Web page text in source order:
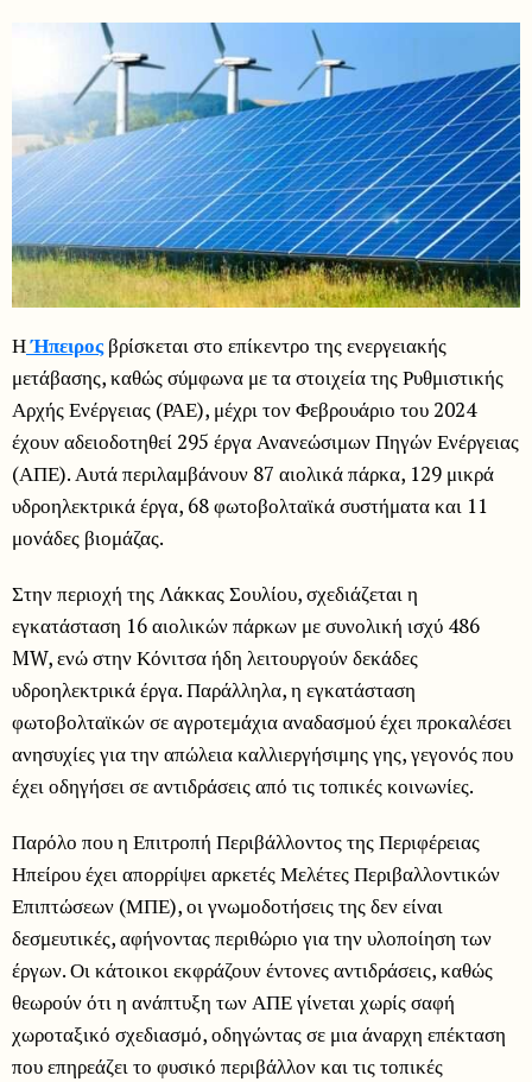
ΗΉπειρος βρίσκεται στο επίκεντρο της ενεργειακής
μετάβασης, καθώς σύμφωνα με τα στοιχεία της Ρυθμιστικής
Αρχής Ενέργειας (ΡΑΕ), μέχρι τον Φεβρουάριο του 2024
έχουν αδειοδοτηθεί 295 έργα Ανανεώσιμων Πηγών Ενέργειας
(ΑΠΕ). Αυτά περιλαμβάνουν 87 αιολικά πάρκα, 129 μικρά
υδροηλεκτρικά έργα, 68 φωτοβολταϊκά συστήματα και 11
μονάδες βιομάζας.
Στην περιοχή της Λάκκας Σουλίου, σχεδιάζεται η
εγκατάσταση 16 αιολικών πάρκων με συνολική ισχύ 486
MW, ενώ στην Κόνιτσα ήδη λειτουργούν δεκάδες
υδροηλεκτρικά έργα. Παράλληλα, η εγκατάσταση
φωτοβολταϊκών σε αγροτεμάχια αναδασμού έχει προκαλέσει
ανησυχίες για την απώλεια καλλιεργήσιμης γης, γεγονός που
έχει οδηγήσει σε αντιδράσεις από τις τοπικές κοινωνίες.
Παρόλο που η Επιτροπή Περιβάλλοντος της Περιφέρειας
Ηπείρου έχει απορρίψει αρκετές Μελέτες Περιβαλλοντικών
Επιπτώσεων (ΜΠΕ), οι γνωμοδοτήσεις της δεν είναι
δεσμευτικές, αφήνοντας περιθώριο για την υλοποίηση των
έργων. Οι κάτοικοι εκφράζουν έντονες αντιδράσεις, καθώς
θεωρούν ότι η ανάπτυξη των ΑΠΕ γίνεται χωρίς σαφή
χωροταξικό σχεδιασμό, οδηγώντας σε μια άναρχη επέκταση
που επηρεάζει το φυσικό περιβάλλον και τις τοπικές